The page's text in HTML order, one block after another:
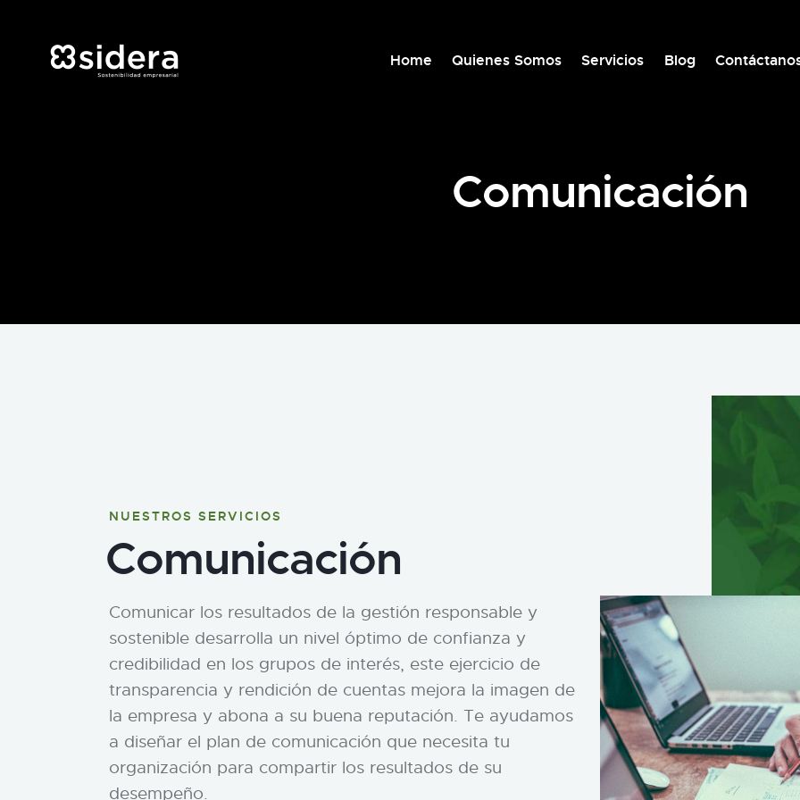
Home Quienes Somos Servicios Blog
Comunicación
NUESTROS SERVICIOS
Comunicación
Comunicar los resultados de la gestión responsable y
sostenible desarrolla un nivel óptimo de confianza y
credibilidad en los grupos de interés, este ejercicio de
transparencia y rendición de cuentas mejora la imagen de
la empresa y abona a su buena reputación. Te ayudamos
a diseñar el plan de comunicación que necesita tu
organización para compartir los resultados de su
desempeño.